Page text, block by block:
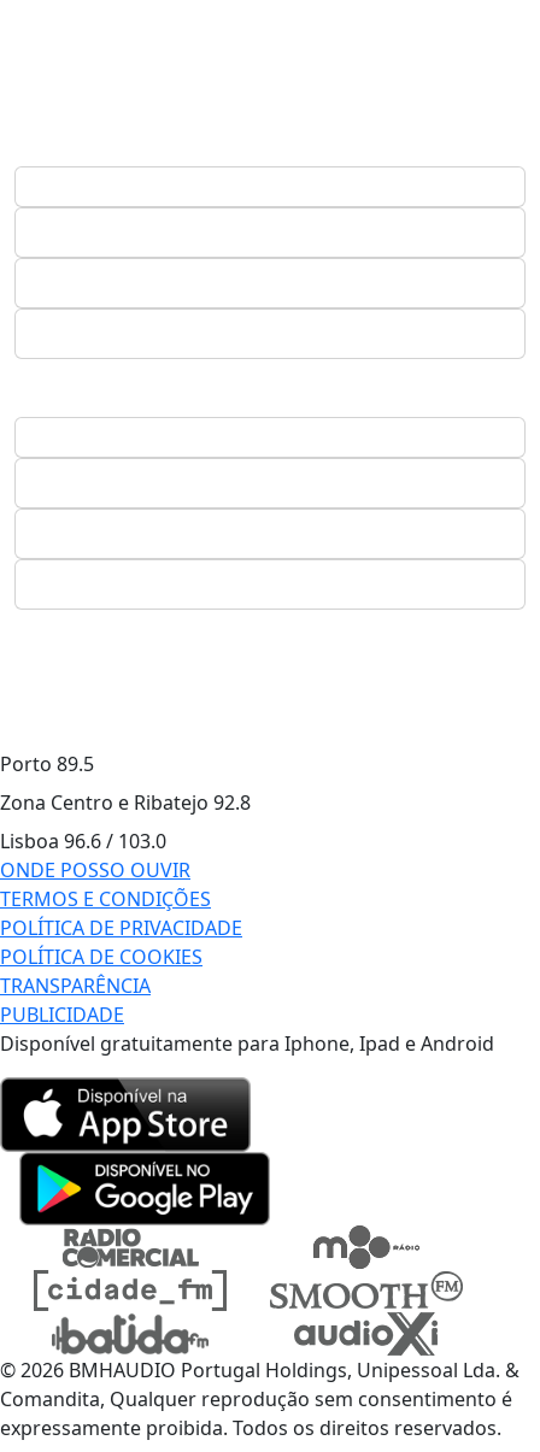
Porto 89.5
Zona Centro e Ribatejo 92.8
Lisboa 96.6 / 103.0
ONDE POSSO OUVIR
TERMOS E CONDIÇÕES
POLÍTICA DE PRIVACIDADE
POLÍTICA DE COOKIES
TRANSPARÊNCIA
PUBLICIDADE
Disponível gratuitamente para Iphone, Ipad e Android
© 2026 BMHAUDIO Portugal Holdings, Unipessoal Lda. &
Comandita, Qualquer reprodução sem consentimento é
expressamente proibida. Todos os direitos reservados.